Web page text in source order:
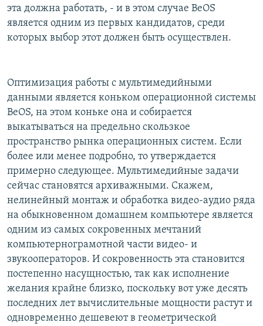
эта должна работать, - и в этом случае BeOS
является одним из первых кандидатов, среди
которых выбор этот должен быть осуществлен.
Оптимизация работы с мультимедийными
данными является коньком операционной системы
BeOS, на этом коньке она и собирается
выкатываться на предельно скользкое
пространство рынка операционных систем. Если
более или менее подробно, то утверждается
примерно следующее. Мультимедийные задачи
сейчас становятся архиважными. Скажем,
нелинейный монтаж и обработка видео-аудио ряда
на обыкновенном домашнем компьютере является
одним из самых сокровенных мечтаний
компьютернограмотной части видео- и
звукооператоров. И сокровенность эта становится
постепенно насущностью, так как исполнение
желания крайне близко, поскольку вот уже десять
последних лет вычислительные мощности растут и
одновременно дешевеют в геометрической